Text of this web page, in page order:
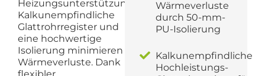
Heizungsunterstützung.
Kalkunempfindliche
Glattrohrregister und
eine hochwertige
Isolierung minimieren
Wärmeverluste. Dank
Wärmeverluste
durch 50-mm-
PU-Isolierung
Kalkunempfindliche
Hochleistungs-